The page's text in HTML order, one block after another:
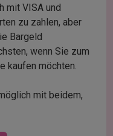
mit VISA und
zu zahlen, aber
Bargeld
wenn Sie zum
kaufen möchten.
mit beidem,